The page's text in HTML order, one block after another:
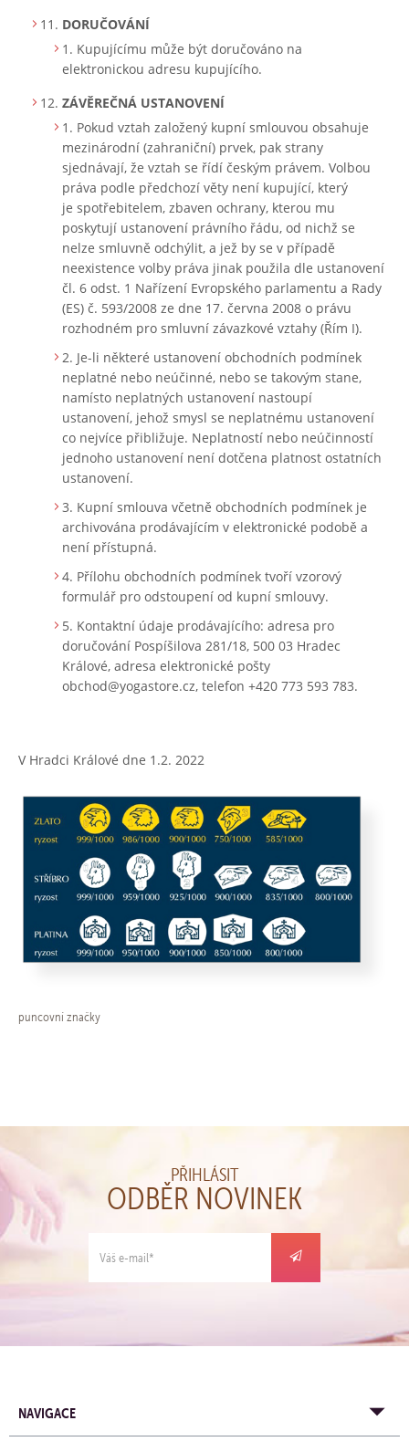
DORUČOVÁNÍ
Kupujícímu může být doručováno na
elektronickou adresu kupujícího.
ZÁVĚREČNÁ USTANOVENÍ
Pokud vztah založený kupní smlouvou obsahuje
mezinárodní (zahraniční) prvek, pak strany
sjednávají, že vztah se řídí českým právem. Volbou
práva podle předchozí věty není kupující, který
je spotřebitelem, zbaven ochrany, kterou mu
poskytují ustanovení právního řádu, od nichž se
nelze smluvně odchýlit, a jež by se v případě
neexistence volby práva jinak použila dle ustanovení
čl. 6 odst. 1 Nařízení Evropského parlamentu a Rady
(ES) č. 593/2008 ze dne 17. června 2008 o právu
rozhodném pro smluvní závazkové vztahy (Řím I).
Je-li některé ustanovení obchodních podmínek
neplatné nebo neúčinné, nebo se takovým stane,
namísto neplatných ustanovení nastoupí
ustanovení, jehož smysl se neplatnému ustanovení
co nejvíce přibližuje. Neplatností nebo neúčinností
jednoho ustanovení není dotčena platnost ostatních
ustanovení.
Kupní smlouva včetně obchodních podmínek je
archivována prodávajícím v elektronické podobě a
není přístupná.
Přílohu obchodních podmínek tvoří vzorový
formulář pro odstoupení od kupní smlouvy.
Kontaktní údaje prodávajícího: adresa pro
doručování Pospíšilova 281/18, 500 03 Hradec
Králové, adresa elektronické pošty
obchod@yogastore.cz, telefon +420 773 593 783.
V Hradci Králové dne 1.2. 2022
puncovní značky
PŘIHLÁSIT
ODBĚR NOVINEK
NAVIGACE